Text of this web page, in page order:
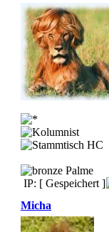
IP: [ Gespeichert ]
Micha